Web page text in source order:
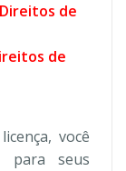
de
de
você
para seus